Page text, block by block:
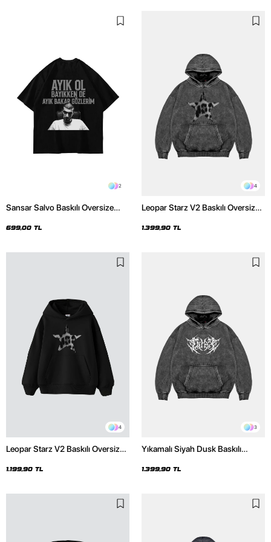
2
Sansar Salvo Baskılı Oversize
699,00 TL
4
Leopar Starz V2 Baskılı Oversize
Hoodie
1.399,90 TL
4
Leopar Starz V2 Baskılı Oversize
1.199,90 TL
3
Yıkamalı Siyah Dusk Baskılı
1.399,90 TL